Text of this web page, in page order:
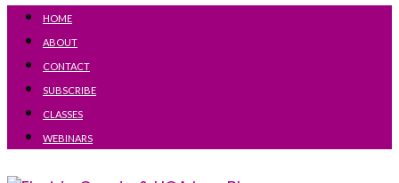
HOME
ABOUT
CONTACT
SUBSCRIBE
CLASSES
WEBINARS